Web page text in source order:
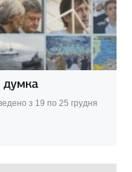
думка
з 19 по 25 грудня